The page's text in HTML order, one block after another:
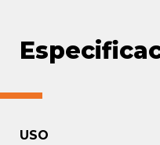
USO